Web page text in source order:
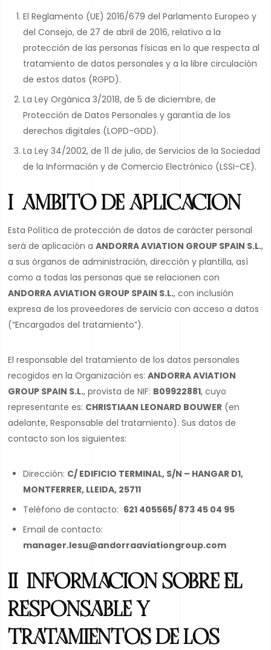
El Reglamento (UE) 2016/679 del Parlamento Europeo y
del Consejo, de 27 de abril de 2016, relativo a la
protección de las personas físicas en lo que respecta al
tratamiento de datos personales y a la libre circulación
de estos datos (RGPD).
La Ley Orgánica 3/2018, de 5 de diciembre, de
Protección de Datos Personales y garantía de los
derechos digitales (LOPD-GDD).
La Ley 34/2002, de 11 de julio, de Servicios de la Sociedad
de la Información y de Comercio Electrónico (LSSI-CE).
I. AMBITO DE APLICACION
Esta Política de protección de datos de carácter personal
será de aplicación a ANDORRA AVIATION GROUP SPAIN S.L.,
a sus órganos de administración, dirección y plantilla, así
como a todas las personas que se relacionen con
ANDORRA AVIATION GROUP SPAIN S.L., con inclusión
expresa de los proveedores de servicio con acceso a datos
(“Encargados del tratamiento”).
El responsable del tratamiento de los datos personales
recogidos en la Organización es: ANDORRA AVIATION
GROUP SPAIN S.L., provista de NIF: B09922881, cuyo
representante es: CHRISTIAAN LEONARD BOUWER (en
adelante, Responsable del tratamiento). Sus datos de
contacto son los siguientes:
Dirección: C/ EDIFICIO TERMINAL, S/N – HANGAR D1,
MONTFERRER, LLEIDA, 25711
Teléfono de contacto: 621 405565/ 873 45 04 95
Email de contacto:
manager.lesu@andorraaviationgroup.com
II. INFORMACION SOBRE EL
RESPONSABLE Y
TRATAMIENTOS DE LOS